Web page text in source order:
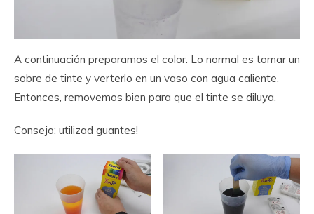
A continuación preparamos el color. Lo normal es tomar un
sobre de tinte y verterlo en un vaso con agua caliente.
Entonces, removemos bien para que el tinte se diluya.
Consejo: utilizad guantes!